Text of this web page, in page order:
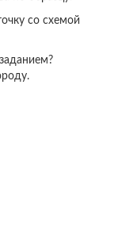
со схемой